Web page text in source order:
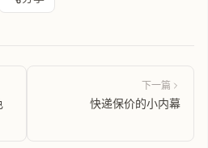
下一篇
快递保价的小内幕